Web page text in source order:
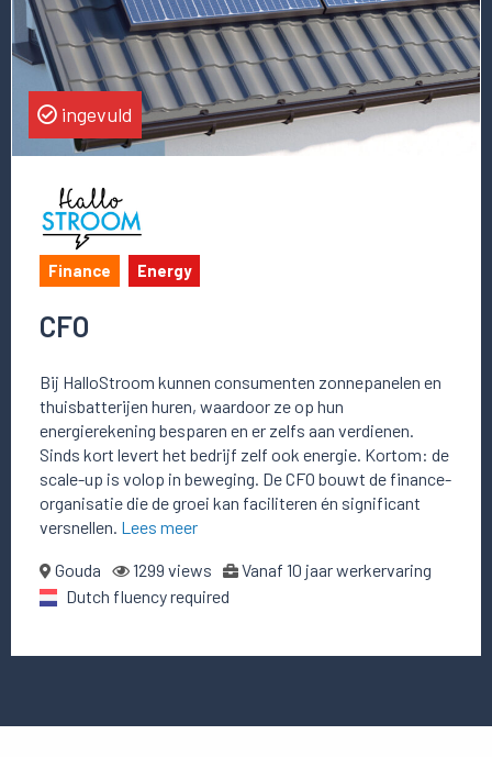
ingevuld
Finance Energy
CFO
Bij HalloStroom kunnen consumenten zonnepanelen en
thuisbatterijen huren, waardoor ze op hun
energierekening besparen en er zelfs aan verdienen.
Sinds kort levert het bedrijf zelf ook energie. Kortom: de
scale-up is volop in beweging. De CFO bouwt de finance-
organisatie die de groei kan faciliteren én significant
versnellen. Lees meer
Gouda 1299 views
Vanaf 10 jaar werkervaring
Dutch fluency required